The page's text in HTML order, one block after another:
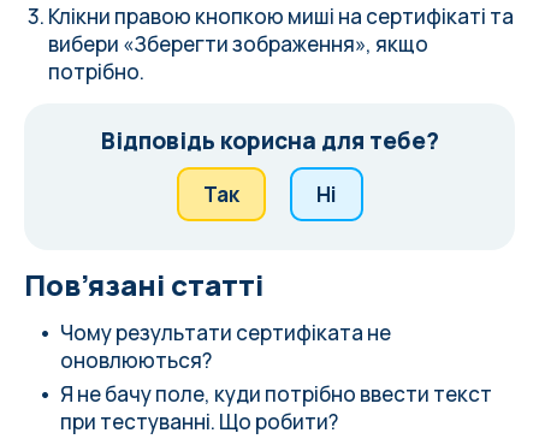
Клікни правою кнопкою миші на сертифікаті та
вибери «Зберегти зображення», якщо
потрібно.
Відповідь корисна для тебе?
Так Ні
Пов’язані статті
Чому результати сертифіката не
оновлюються?
Я не бачу поле, куди потрібно ввести текст
при тестуванні. Що робити?